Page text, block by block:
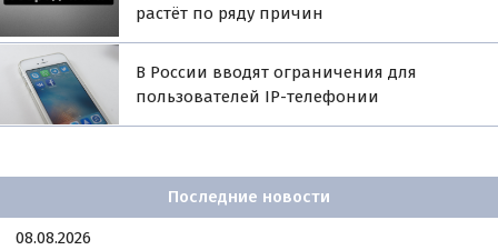
растёт по ряду причин
В России вводят ограничения для
пользователей IP-телефонии
Последние новости
08.08.2026